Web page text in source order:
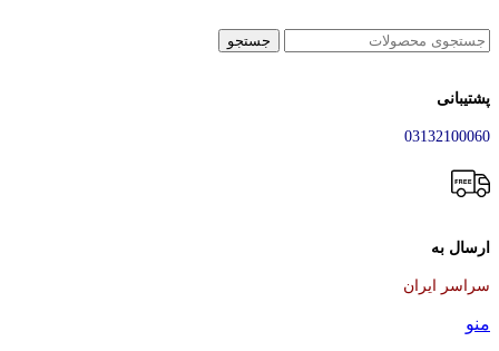
جستجو
پشتیبانی
03132100060
ارسال به
سراسر ایران
منو